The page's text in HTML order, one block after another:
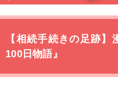
【相続手続きの足跡
100日物語』